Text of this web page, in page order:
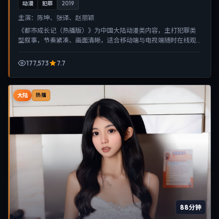
动漫 犯罪 2019
主演： 陈坤、张译、赵丽颖
《都市成长记（热播版）》为中国大陆动漫类内容，主打犯罪类
型叙事，节奏紧凑、画面清晰，适合移动端与电视端随时在线观
177,573
7.7
大陆 热播
88分钟